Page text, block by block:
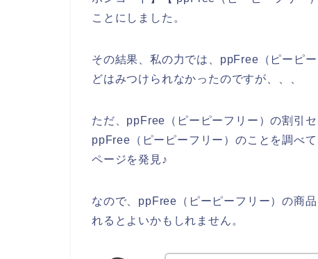
ことにしました。
その結果、私の力では、ppFree（ピーピ
どはみつけられなかったのですが、、、
ただ、ppFree（ピーピーフリー）の割引
ppFree（ピーピーフリー）のことを調べ
ページを発見♪
なので、ppFree（ピーピーフリー）の商
れるとよいかもしれません。